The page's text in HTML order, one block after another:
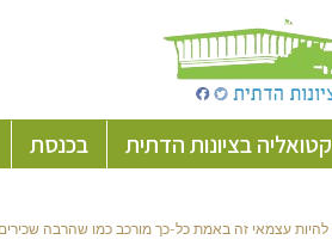
בציונות הדתית בכנסת
עצמאי זה באמת כל-כך מורכב כמו שהרבה